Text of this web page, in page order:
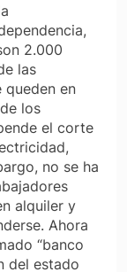
2.000
las
queden en
los
el corte
no se ha
alquiler y
Ahora
“banco
del estado